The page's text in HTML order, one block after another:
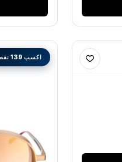
اكسب 139 نقطة